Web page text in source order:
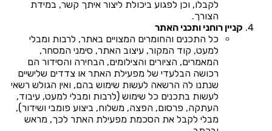
לקבלו, וכן לפגוע ביכולת ליצור איתך קשר, במידת
הצורך.
קניין רוחני ותכני האתר
כל התכנים והחומרים המצויים באתר, לרבות ומבלי
למעט, קוד המקור, עיצוב האתר, סימני המסחר,
המאמרים, הציורים והצילומים, הבחירה והסידור הם
רכושה הבלעדי של מפעילת האתר או צדדים שלישיים
שנתנו לה הרשאה לעשות שימוש בהם, ואין הגולש רשאי
לעשות בתכנים כל שימוש (לרבות ומבלי למעט, עיבוד,
העתקה, פרסום, הפצה, משלוח, ביצוע פומבי ושידור),
מבלי לקבל את הסכמת מפעילת האתר לכך, מראש